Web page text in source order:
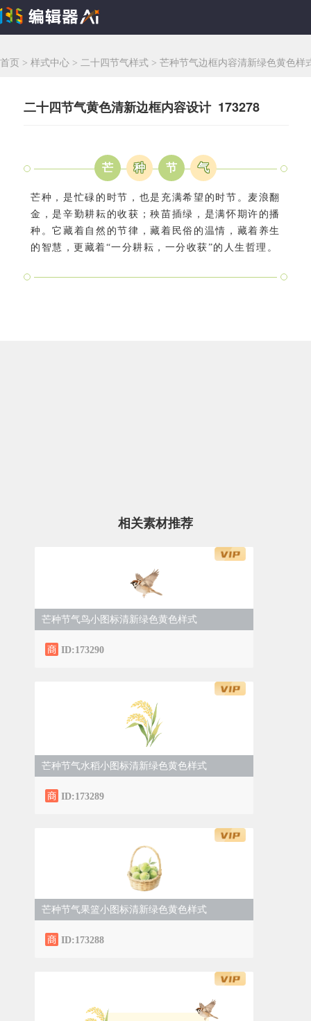
首页 > 样式中心 > 二十四节气样式 > 芒种节气边框内容清新绿色黄色样
二十四节气黄色清新边框内容设计 173278
芒 种 节 气
芒种，是忙碌的时节，也是充满希望的时节。麦浪翻
金，是辛勤耕耘的收获；秧苗插绿，是满怀期许的播
种。它藏着自然的节律，藏着民俗的温情，藏着养生
的智慧，更藏着“一分耕耘，一分收获”的人生哲理。
相关素材推荐
芒种节气鸟小图标清新绿色黄色样式
ID:173290
芒种节气水稻小图标清新绿色黄色样式
ID:173289
芒种节气果篮小图标清新绿色黄色样式
ID:173288